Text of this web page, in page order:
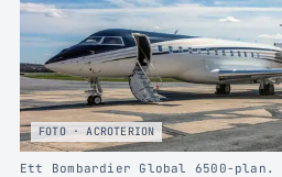
FOTO · ACROTERION
Ett Bombardier Global 6500-plan.